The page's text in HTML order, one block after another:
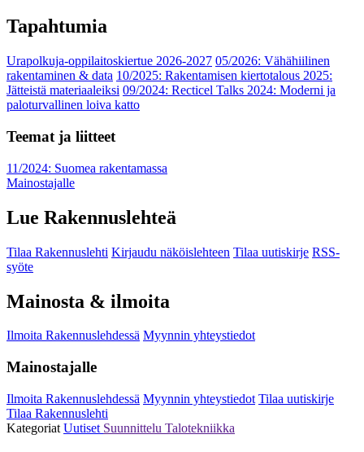
Tapahtumia
Urapolkuja-oppilaitoskiertue 2026-2027 05/2026: Vähähiilinen
rakentaminen & data 10/2025: Rakentamisen kiertotalous 2025:
Jätteistä materiaaleiksi 09/2024: Recticel Talks 2024: Moderni ja
paloturvallinen loiva katto
Teemat ja liitteet
11/2024: Suomea rakentamassa
Mainostajalle
Lue Rakennuslehteä
Tilaa Rakennuslehti Kirjaudu näköislehteen Tilaa uutiskirje RSS-
syöte
Mainosta & ilmoita
Ilmoita Rakennuslehdessä Myynnin yhteystiedot
Mainostajalle
Ilmoita Rakennuslehdessä Myynnin yhteystiedot Tilaa uutiskirje
Tilaa Rakennuslehti
Kategoriat Uutiset Suunnittelu Talotekniikka